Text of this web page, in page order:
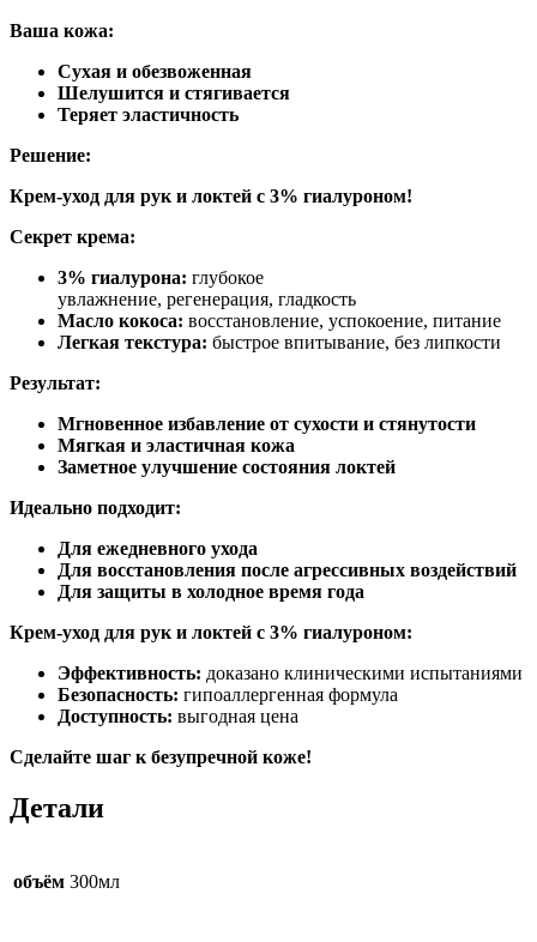
Ваша кожа:
Сухая и обезвоженная
Шелушится и стягивается
Теряет эластичность
Решение:
Крем-уход для рук и локтей с 3% гиалуроном!
Секрет крема:
3% гиалурона: глубокое
увлажнение, регенерация, гладкость
Масло кокоса: восстановление, успокоение, питание
Легкая текстура: быстрое впитывание, без липкости
Результат:
Мгновенное избавление от сухости и стянутости
Мягкая и эластичная кожа
Заметное улучшение состояния локтей
Идеально подходит:
Для ежедневного ухода
Для восстановления после агрессивных воздействий
Для защиты в холодное время года
Крем-уход для рук и локтей с 3% гиалуроном:
Эффективность: доказано клиническими испытаниями
Безопасность: гипоаллергенная формула
Доступность: выгодная цена
Сделайте шаг к безупречной коже!
Детали
объём 300мл